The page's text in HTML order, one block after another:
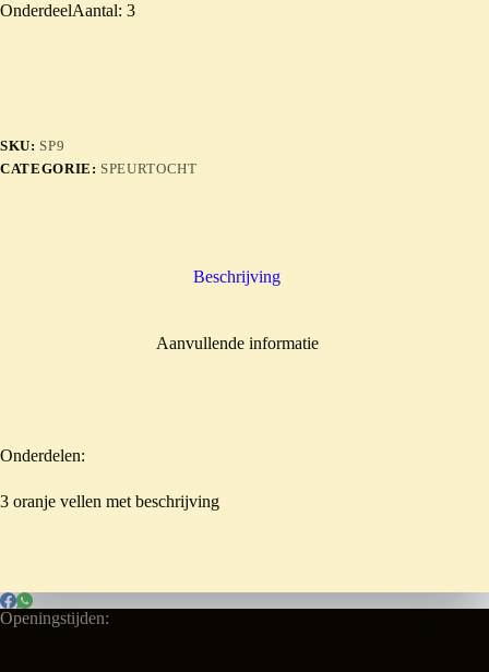
OnderdeelAantal: 3
SKU: SP9
CATEGORIE: SPEURTOCHT
Beschrijving
Aanvullende informatie
Onderdelen:
3 oranje vellen met beschrijving
Openingstijden: